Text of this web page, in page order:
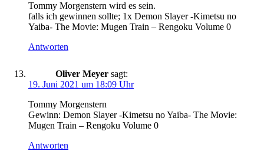
Tommy Morgenstern wird es sein.
falls ich gewinnen sollte; 1x Demon Slayer -Kimetsu no
Yaiba- The Movie: Mugen Train – Rengoku Volume 0
Antworten
Oliver Meyer sagt:
19. Juni 2021 um 18:09 Uhr
Tommy Morgenstern
Gewinn: Demon Slayer -Kimetsu no Yaiba- The Movie:
Mugen Train – Rengoku Volume 0
Antworten